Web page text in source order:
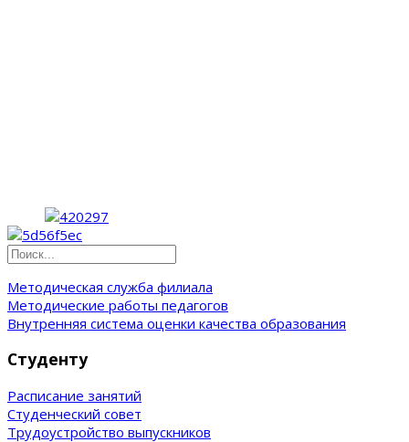
Методическая служба филиала
Методические работы педагогов
Внутренняя система оценки качества образования
Студенту
Расписание занятий
Студенческий совет
Трудоустройство выпускников